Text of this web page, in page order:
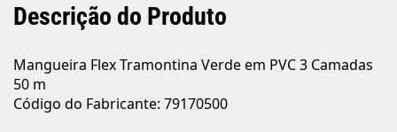
Descrição do Produto
Mangueira Flex Tramontina Verde em PVC 3 Camadas
50 m
Código do Fabricante: 79170500